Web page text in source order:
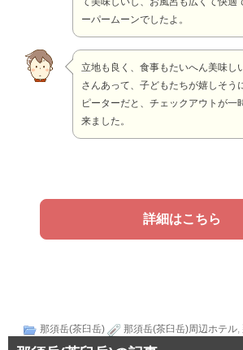
ーパームーンでしたよ。
立地も良く、食事もたいへん美味し
さんあって、子どもたちが嬉しそう
ピーターだと、チェックアウトが一
来ました。
詳細はこちら
那須岳(茶臼岳) 那須岳(茶臼岳)周辺ホテル